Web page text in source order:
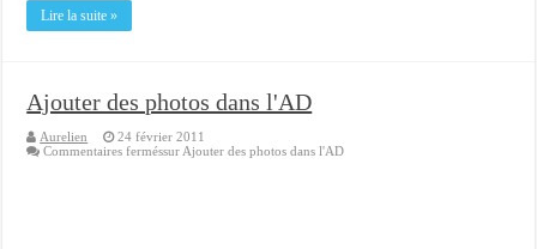
Lire la suite »
Ajouter des photos dans l'AD
Aurelien
24 février 2011
Commentaires ferméssur Ajouter des photos dans l'AD